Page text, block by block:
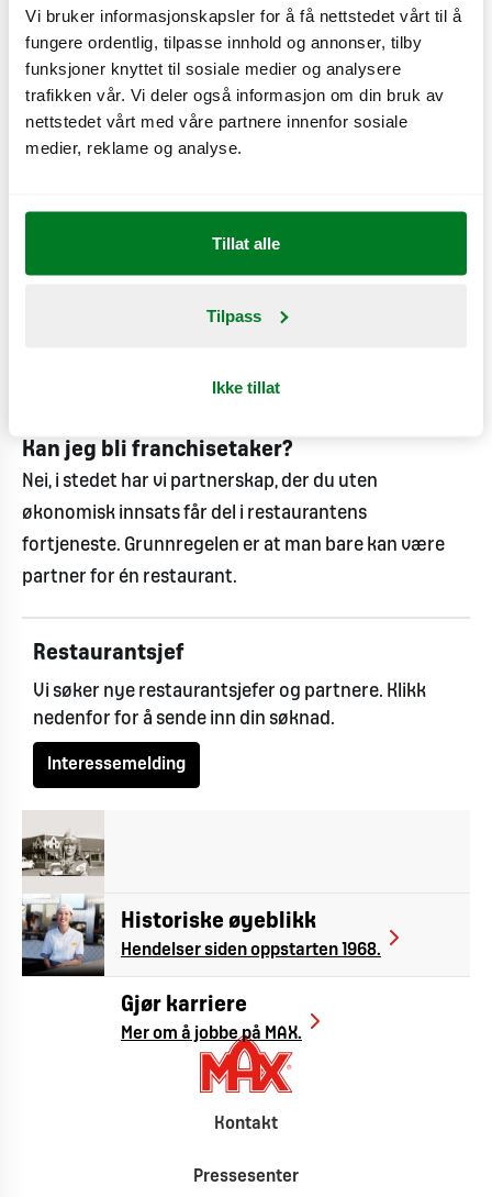
Vi bruker informasjonskapsler for å få nettstedet vårt til å
fungere ordentlig, tilpasse innhold og annonser, tilby
funksjoner knyttet til sosiale medier og analysere
trafikken vår. Vi deler også informasjon om din bruk av
nettstedet vårt med våre partnere innenfor sosiale
medier, reklame og analyse.
Tillat alle
Tilpass
Ikke tillat
Et partnerskap koster ingenting. Vi står for alle
investeringer, opplæring, lønn, konsept,
produktutvikling, økonomisupport, markedsføring
osv
Hvor mye penger kan jeg tjene?
bonus basert på restaurantens fortjeneste,
avhengig av hvor godt du oppnår fastsatte
Kan jeg bli franchisetaker?
Nei, i stedet har vi partnerskap, der du uten
økonomisk innsats får del i restaurantens
fortjeneste. Grunnregelen er at man bare kan være
partner for én restaurant.
Restaurantsjef
Vi søker nye restaurantsjefer og partnere. Klikk
nedenfor for å sende inn din søknad.
Interessemelding
Historiske øyeblikk
Hendelser siden oppstarten 1968.
Gjør karriere
Mer om å jobbe på MAX.
Kontakt
Pressesenter